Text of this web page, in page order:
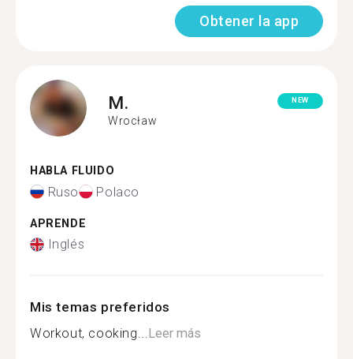
Obtener la app
M.
Wrocław
NEW
HABLA FLUIDO
Ruso Polaco
APRENDE
Inglés
Mis temas preferidos
Workout, cooking...Leer más